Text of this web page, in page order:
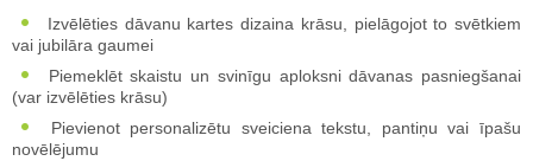
Izvēlēties dāvanu kartes dizaina krāsu, pielāgojot to svētkiem
vai jubilāra gaumei
Piemeklēt skaistu un svinīgu aploksni dāvanas pasniegšanai
(var izvēlēties krāsu)
Pievienot personalizētu sveiciena tekstu, pantiņu vai īpašu
novēlējumu